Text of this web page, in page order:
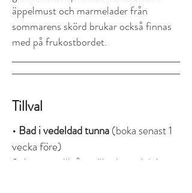
äppelmust och marmelader från
sommarens skörd brukar också finnas
med på frukostbordet.
Tillval
• Bad i vedeldad tunna(boka senast 1
vecka före)
3 timmars tillgång till relaxavdelning